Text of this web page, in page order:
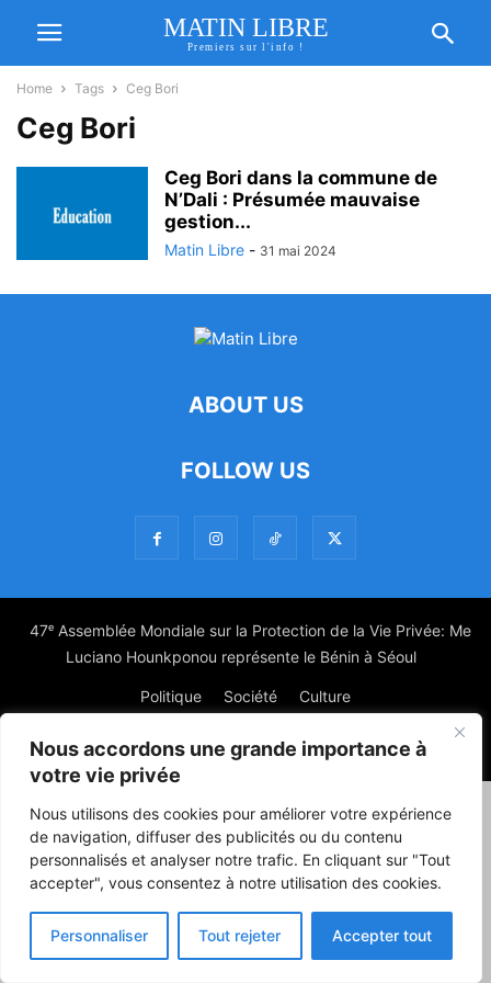
Nous accordons une grande importance à
votre vie privée
Nous utilisons des cookies pour améliorer votre expérience
de navigation, diffuser des publicités ou du contenu
personnalisés et analyser notre trafic. En cliquant sur "Tout
accepter", vous consentez à notre utilisation des cookies.
Personnaliser Tout rejeter Accepter tout
MATIN LIBRE
Premiers sur l'info !
Home Tags Ceg Bori
Ceg Bori
Ceg Bori dans la commune de
N’Dali : Présumée mauvaise
gestion...
Matin Libre - 31 mai 2024
ABOUT US
FOLLOW US
47ᵉ Assemblée Mondiale sur la Protection de la Vie Privée: Me
Luciano Hounkponou représente le Bénin à Séoul
Politique Société Culture
© Powered by digitXplus Francophone